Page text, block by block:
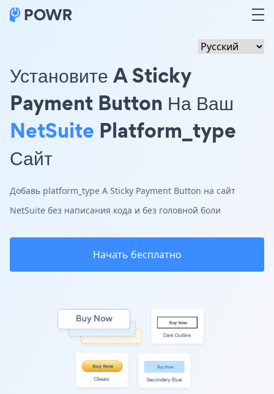
Установите A Sticky
Payment Button На Ваш
NetSuite Platform_type
Сайт
Добавь platform_type A Sticky Payment Button на сайт
NetSuite без написания кода и без головной боли
Начать бесплатно